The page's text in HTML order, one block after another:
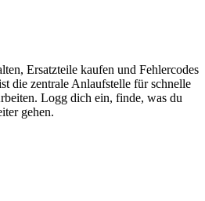
Ersatzteile kaufen und Fehlercodes
die zentrale Anlaufstelle für schnelle
Logg dich ein, finde, was du
gehen.